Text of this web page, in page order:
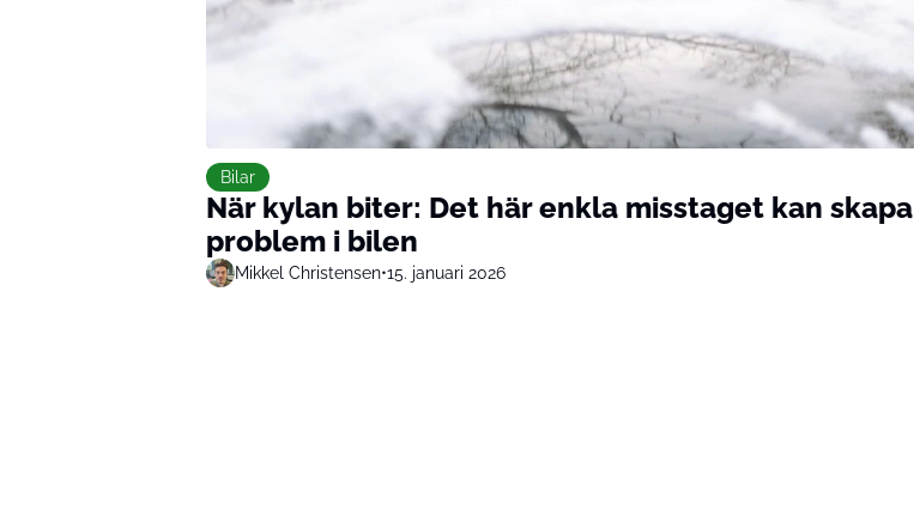
Bilar
När kylan biter: Det här enkla misstaget kan skapa
problem i bilen
Mikkel Christensen•15. januari 2026